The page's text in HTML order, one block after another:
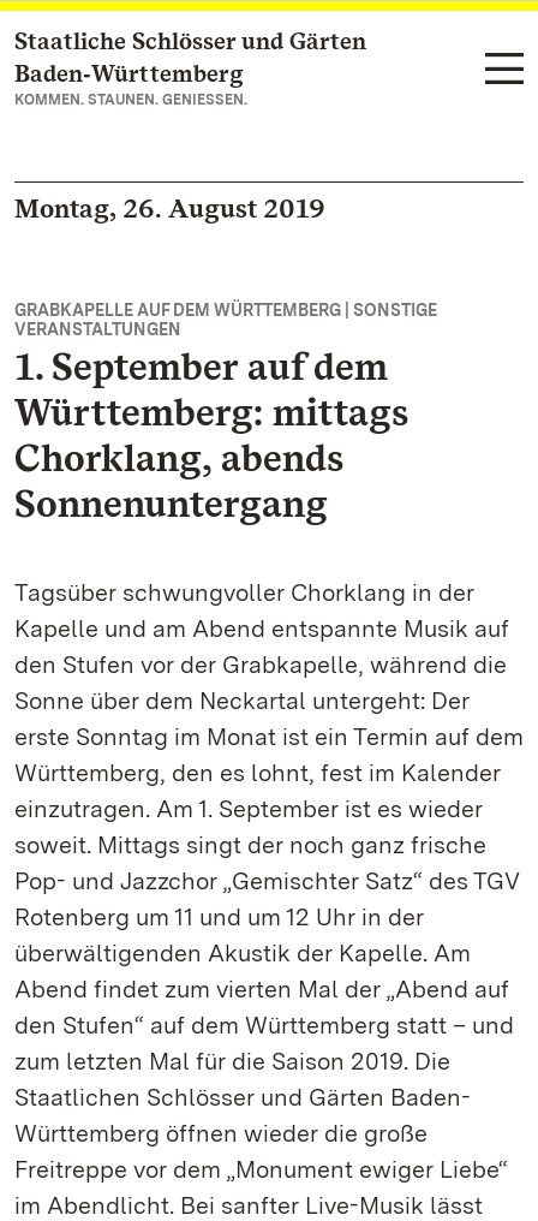
Zum Hauptinhalt springen
Staatliche Schlösser und Gärten
Baden‑Württemberg
KOMMEN. STAUNEN. GENIESSEN.
Montag, 26. August 2019
GRABKAPELLE AUF DEM WÜRTTEMBERG | SONSTIGE
VERANSTALTUNGEN
1. September auf dem
Württemberg: mittags
Chorklang, abends
Sonnenuntergang
Tagsüber schwungvoller Chorklang in der
Kapelle und am Abend entspannte Musik auf
den Stufen vor der Grabkapelle, während die
Sonne über dem Neckartal untergeht: Der
erste Sonntag im Monat ist ein Termin auf dem
Württemberg, den es lohnt, fest im Kalender
einzutragen. Am 1. September ist es wieder
soweit. Mittags singt der noch ganz frische
Pop- und Jazzchor „Gemischter Satz“ des TGV
Rotenberg um 11 und um 12 Uhr in der
überwältigenden Akustik der Kapelle. Am
Abend findet zum vierten Mal der „Abend auf
den Stufen“ auf dem Württemberg statt – und
zum letzten Mal für die Saison 2019. Die
Staatlichen Schlösser und Gärten Baden-
Württemberg öffnen wieder die große
Freitreppe vor dem „Monument ewiger Liebe“
im Abendlicht. Bei sanfter Live-Musik lässt